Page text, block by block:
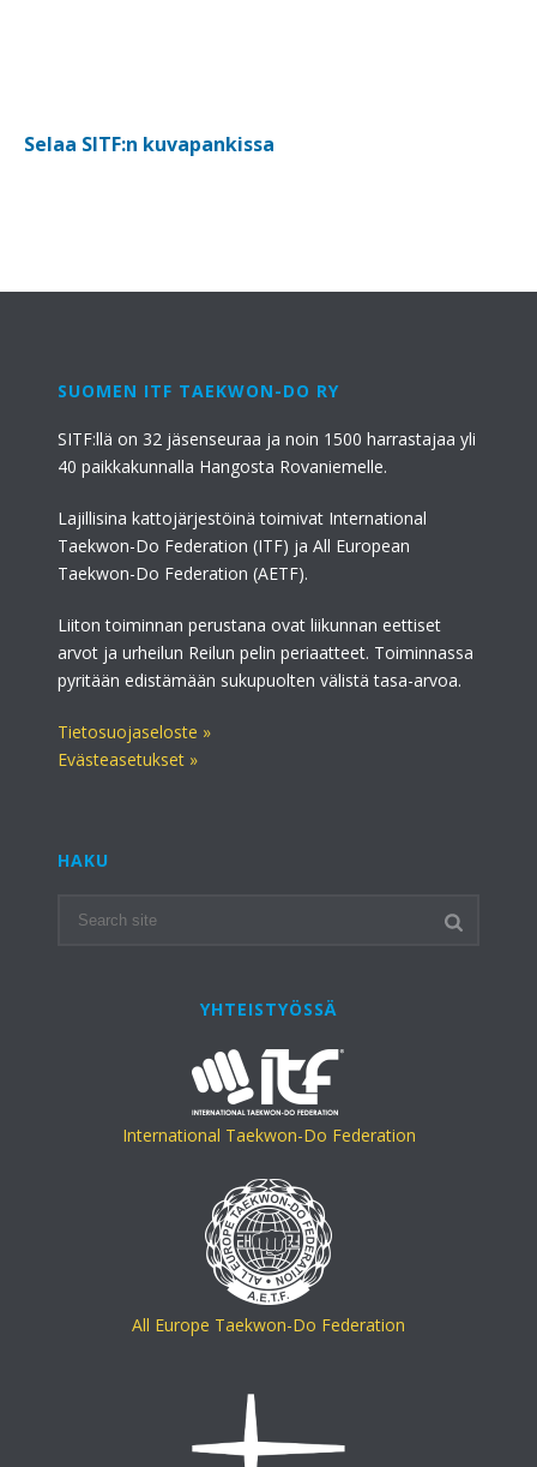
Selaa SITF:n kuvapankissa
SUOMEN ITF TAEKWON-DO RY
SITF:llä on 32 jäsenseuraa ja noin 1500 harrastajaa yli
40 paikkakunnalla Hangosta Rovaniemelle.
Lajillisina kattojärjestöinä toimivat International
Taekwon-Do Federation (ITF) ja All European
Taekwon-Do Federation (AETF).
Liiton toiminnan perustana ovat liikunnan eettiset
arvot ja urheilun Reilun pelin periaatteet. Toiminnassa
pyritään edistämään sukupuolten välistä tasa-arvoa.
Tietosuojaseloste »
Evästeasetukset »
HAKU
YHTEISTYÖSSÄ
International Taekwon-Do Federation
All Europe Taekwon-Do Federation